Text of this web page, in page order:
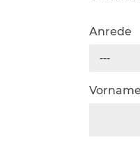
Anrede
---
Vorname